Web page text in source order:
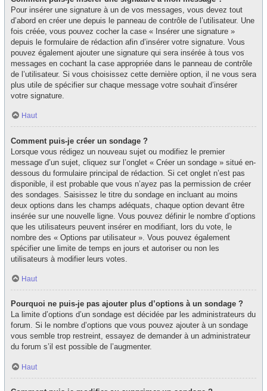
Pour insérer une signature à un de vos messages, vous devez tout
d’abord en créer une depuis le panneau de contrôle de l’utilisateur. Une
fois créée, vous pouvez cocher la case « Insérer une signature »
depuis le formulaire de rédaction afin d’insérer votre signature. Vous
pouvez également ajouter une signature qui sera insérée à tous vos
messages en cochant la case appropriée dans le panneau de contrôle
de l’utilisateur. Si vous choisissez cette dernière option, il ne vous sera
plus utile de spécifier sur chaque message votre souhait d’insérer
votre signature.
Haut
Comment puis-je créer un sondage ?
Lorsque vous rédigez un nouveau sujet ou modifiez le premier
message d’un sujet, cliquez sur l’onglet « Créer un sondage » situé en-
dessous du formulaire principal de rédaction. Si cet onglet n’est pas
disponible, il est probable que vous n’ayez pas la permission de créer
des sondages. Saisissez le titre du sondage en incluant au moins
deux options dans les champs adéquats, chaque option devant être
insérée sur une nouvelle ligne. Vous pouvez définir le nombre d’options
que les utilisateurs peuvent insérer en modifiant, lors du vote, le
nombre des « Options par utilisateur ». Vous pouvez également
spécifier une limite de temps en jours et autoriser ou non les
utilisateurs à modifier leurs votes.
Haut
Pourquoi ne puis-je pas ajouter plus d’options à un sondage ?
La limite d’options d’un sondage est décidée par les administrateurs du
forum. Si le nombre d’options que vous pouvez ajouter à un sondage
vous semble trop restreint, essayez de demander à un administrateur
du forum s’il est possible de l’augmenter.
Haut